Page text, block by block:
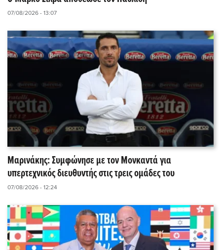
07/08/2026 - 13:07
Μαρινάκης: Συμφώνησε με τον Μονκαντά για
υπερτεχνικός διευθυντής στις τρεις ομάδες του
07/08/2026 - 12:24